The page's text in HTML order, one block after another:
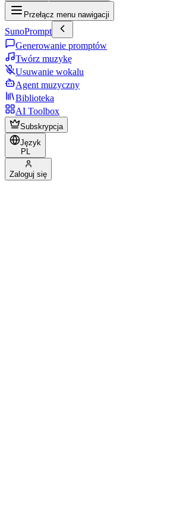
Przełącz menu nawigacji
SunoPrompt
Generowanie promptów
Twórz muzykę
Usuwanie wokalu
Agent muzyczny
Biblioteka
AI Toolbox
Subskrypcja
Język
PL
Zaloguj się